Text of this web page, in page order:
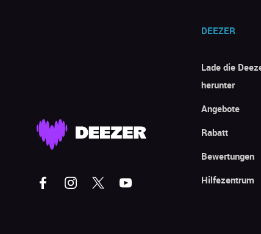
DEEZER
Lade die
herunter
Angebote
Rabatt
Bewertungen
Hilfezentrum